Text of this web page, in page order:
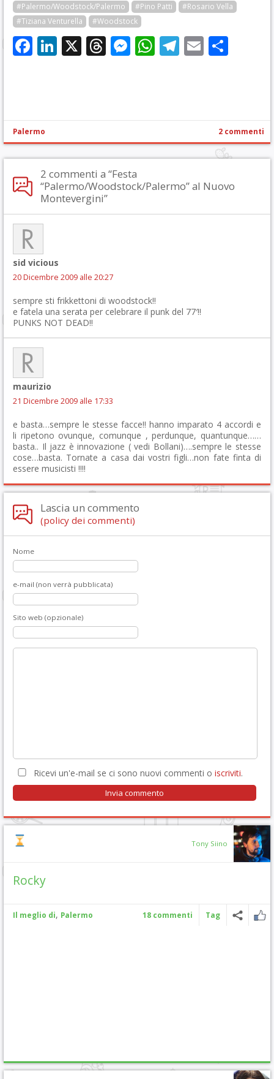
#Palermo/Woodstock/Palermo
#Pino Patti
#Rosario Vella
#Tiziana Venturella
#Woodstock
Facebook
LinkedIn
X Threads
Messenger
WhatsApp
Telegram
Email
Palermo 2 commenti
2 commenti a “Festa
“Palermo/Woodstock/Palermo” al Nuovo
Montevergini”
sid vicious
20 Dicembre 2009 alle 20:27
sempre sti frikkettoni di woodstock!!
e fatela una serata per celebrare il punk del 77′!!
PUNKS NOT DEAD!!
maurizio
21 Dicembre 2009 alle 17:33
e basta…sempre le stesse facce!! hanno imparato 4 accordi e
li ripetono ovunque, comunque , perdunque, quantunque……
basta.. Il jazz è innovazione ( vedi Bollani)….sempre le stesse
cose…basta. Tornate a casa dai vostri figli…non fate finta di
essere musicisti !!!!
Lascia un commento
(policy dei commenti)
Nome
e-mail (non verrà pubblicata)
Sito web (opzionale)
Ricevi un'e-mail se ci sono nuovi commenti o iscriviti.
Tony Siino
Rocky
Il meglio di, Palermo 18 commenti Tag